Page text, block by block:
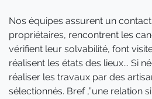
Nos équipes assurent un
propriétaires, rencontrent les
vérifient leur solvabilité, font
réalisent les états des lieux... Si
réaliser les travaux par des
sélectionnés. Bref ,”une relation